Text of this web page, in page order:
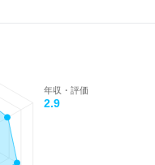
年収・評価
2.9